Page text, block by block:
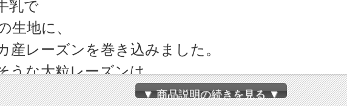
乳で
生地に、
レーズンを巻き込みました。
うな大粒レーズンは、
います。
▼ 商品説明の続きを見る ▼